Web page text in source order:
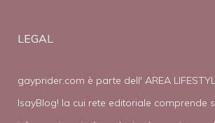
LEGAL
gayprider.com è parte dell' AREA
IsayBlog! la cui rete editoriale comprende